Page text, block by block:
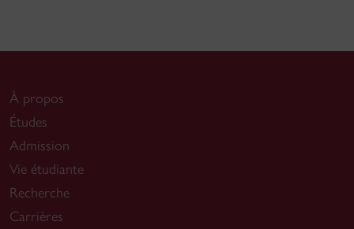
À propos
Études
Admission
Vie étudiante
Recherche
Carrières